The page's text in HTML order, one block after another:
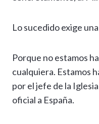
Lo sucedido exige una
Porque no estamos
cualquiera. Estamos
por el jefe de la
oficial a España.